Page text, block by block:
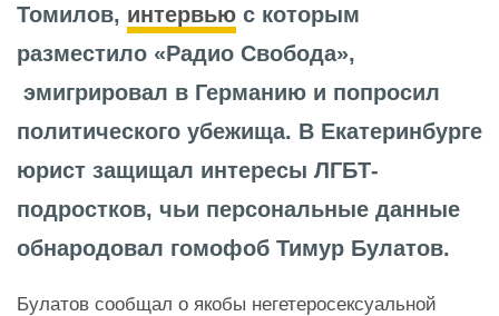
Томилов, интервью с которым
разместило «Радио Свобода»,
эмигрировал в Германию и попросил
политического убежища. В Екатеринбурге
юрист защищал интересы ЛГБТ-
подростков, чьи персональные данные
обнародовал гомофоб Тимур Булатов.
Булатов сообщал о якобы негетеросексуальной